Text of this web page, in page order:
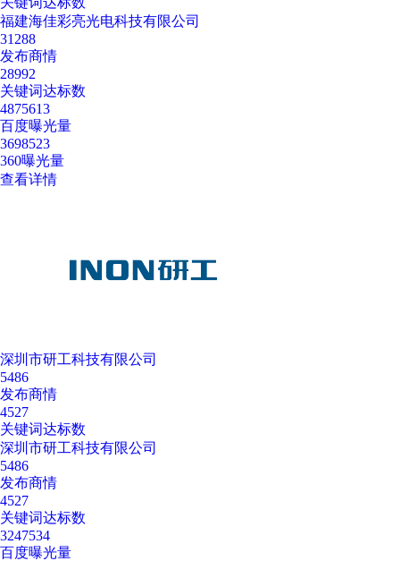
福建海佳彩亮光电科技有限公司
31288
发布商情
28992
关键词达标数
4875613
百度曝光量
3698523
360曝光量
查看详情
深圳市研工科技有限公司
5486
发布商情
4527
关键词达标数
深圳市研工科技有限公司
5486
发布商情
4527
关键词达标数
3247534
百度曝光量